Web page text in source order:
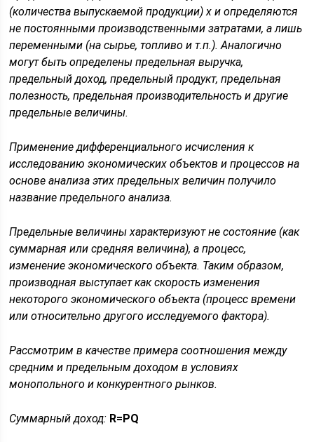
(количества выпускаемой продукции) х и определяются
не постоянными производственными затратами, а лишь
переменными (на сырье, топливо и т.п.). Аналогично
могут быть определены предельная выручка,
предельный доход, предельный продукт, предельная
полезность, предельная производительность и другие
предельные величины.
Применение дифференциального исчисления к
исследованию экономических объектов и процессов на
основе анализа этих предельных величин получило
название предельного анализа.
Предельные величины характеризуют не состояние (как
суммарная или средняя величина), а процесс,
изменение экономического объекта. Таким образом,
производная выступает как скорость изменения
некоторого экономического объекта (процесс времени
или относительно другого исследуемого фактора).
Рассмотрим в качестве примера соотношения между
средним и предельным доходом в условиях
монопольного и конкурентного рынков.
Суммарный доход: R=PQ